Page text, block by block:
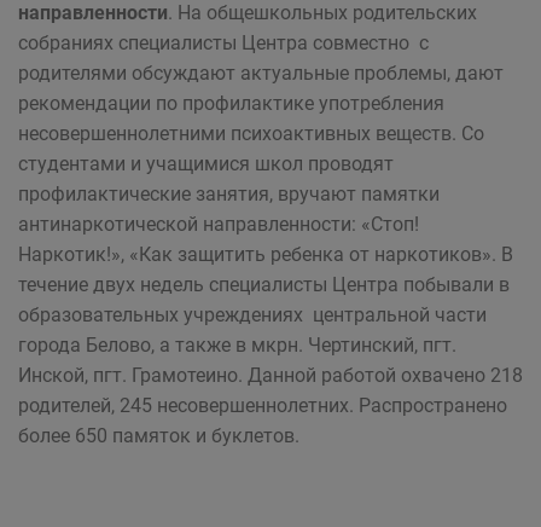
направленности. На общешкольных родительских
собраниях специалисты Центра совместно с
родителями обсуждают актуальные проблемы, дают
рекомендации по профилактике употребления
несовершеннолетними психоактивных веществ. Со
студентами и учащимися школ проводят
профилактические занятия, вручают памятки
антинаркотической направленности: «Стоп!
Наркотик!», «Как защитить ребенка от наркотиков». В
течение двух недель специалисты Центра побывали в
образовательных учреждениях центральной части
города Белово, а также в мкрн. Чертинский, пгт.
Инской, пгт. Грамотеино. Данной работой охвачено 218
родителей, 245 несовершеннолетних. Распространено
более 650 памяток и буклетов.